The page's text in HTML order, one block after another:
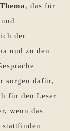
Thema, das für
der
und zu den
sorgen dafür,
für den Leser
wenn das
stattfinden